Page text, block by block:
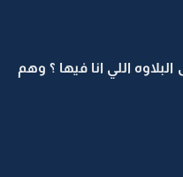
اللي انا فيها ؟ وهم